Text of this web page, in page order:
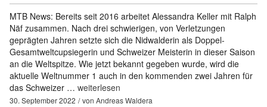
MTB News: Bereits seit 2016 arbeitet Alessandra Keller mit Ralph
Näf zusammen. Nach drei schwierigen, von Verletzungen
geprägten Jahren setzte sich die Nidwalderin als Doppel-
Gesamtweltcupsiegerin und Schweizer Meisterin in dieser Saison
an die Weltspitze. Wie jetzt bekannt gegeben wurde, wird die
aktuelle Weltnummer 1 auch in den kommenden zwei Jahren für
das Schweizer … weiterlesen
30. September 2022 von Andreas Waldera